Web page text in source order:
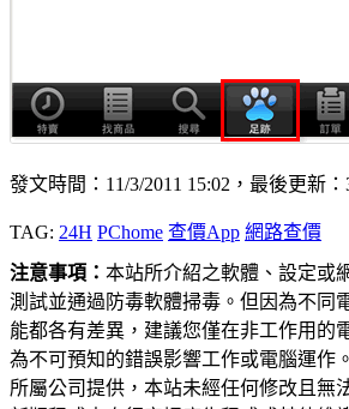
發文時間：11/3/2011 15:02，最後更新：
TAG: 24H PChome 查價App 網路查價
注意事項： 本站所介紹之軟體、設定或
測試並通過防毒軟體掃毒。但因為不同
能都各有差異，建議您僅在非工作用的
為不可預知的錯誤影響工作或電腦運作
所屬公司提供，本站未經任何修改且無